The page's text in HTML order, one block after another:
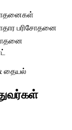
பரிசோதனை
& தையல்